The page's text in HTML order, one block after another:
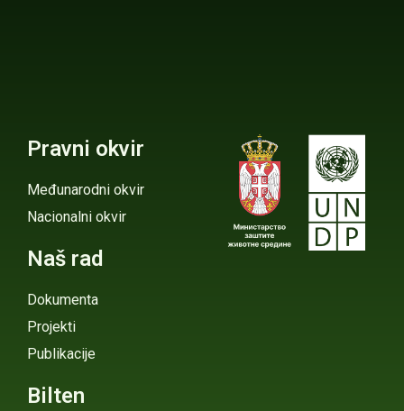
Pravni okvir
Međunarodni okvir
Nacionalni okvir
Naš rad
Dokumenta
Projekti
Publikacije
Bilten